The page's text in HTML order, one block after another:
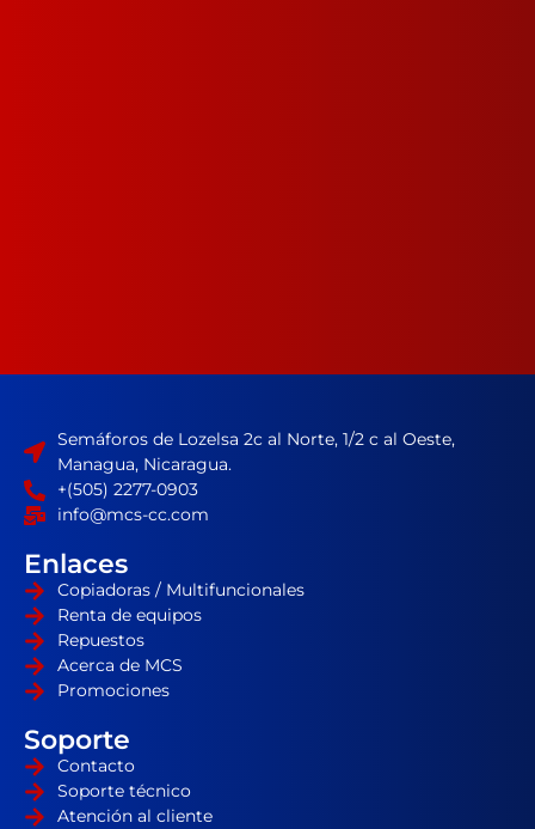
Semáforos de Lozelsa 2c al Norte, 1/2 c al Oeste,
Managua, Nicaragua.
+(505) 2277-0903
info@mcs-cc.com
Enlaces
Copiadoras / Multifuncionales
Renta de equipos
Repuestos
Acerca de MCS
Promociones
Soporte
Contacto
Soporte técnico
Atención al cliente